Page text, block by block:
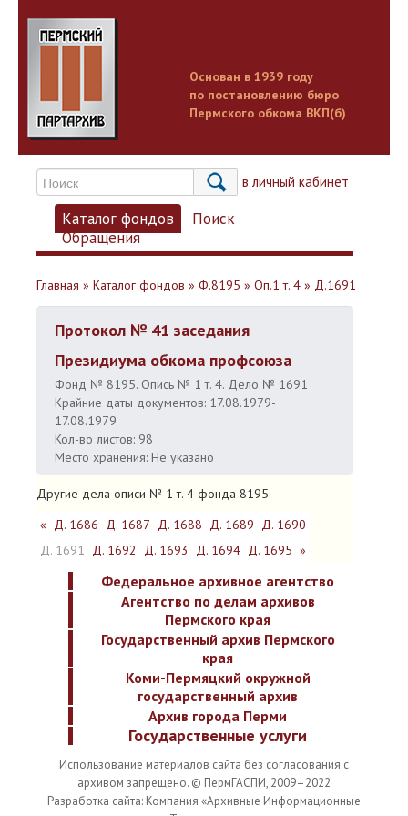
Основан в 1939 году
по постановлению бюро
Пермского обкома ВКП(б)
Вход в личный кабинет
Каталог фондов
Поиск
Обращения
Главная » Каталог фондов » Ф.8195 » Оп.1 т. 4 » Д.1691
Протокол № 41 заседания
Президиума обкома профсоюза
Фонд № 8195. Опись № 1 т. 4. Дело № 1691
Крайние даты документов: 17.08.1979-
17.08.1979
Кол-во листов: 98
Место хранения: Не указано
Другие дела описи № 1 т. 4 фонда 8195
« Д. 1686 Д. 1687 Д. 1688 Д. 1689 Д. 1690
Д. 1691 Д. 1692 Д. 1693 Д. 1694 Д. 1695 »
Федеральное архивное агентство
Агентство по делам архивов
Пермского края
Государственный архив Пермского
края
Коми-Пермяцкий окружной
государственный архив
Архив города Перми
Государственные услуги
Использование материалов сайта без согласования с
архивом запрещено. © ПермГАСПИ, 2009–2022
Разработка сайта: Компания «Архивные Информационные